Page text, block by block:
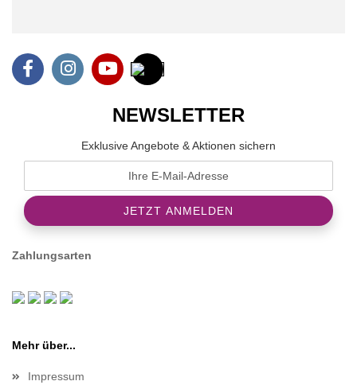
NEWSLETTER
Exklusive Angebote & Aktionen sichern
Zahlungsarten
Mehr über...
Impressum